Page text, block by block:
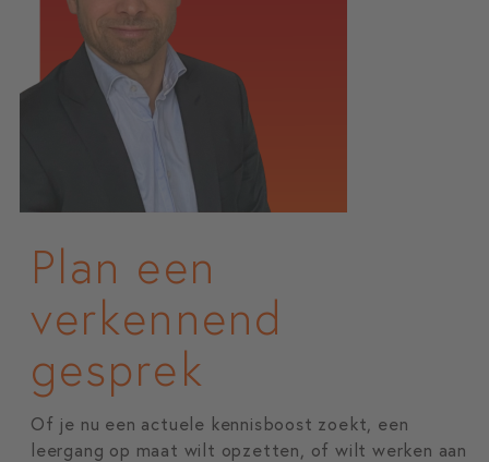
Plan een
verkennend
gesprek
Of je nu een actuele kennisboost zoekt, een
leergang op maat wilt opzetten, of wilt werken aan